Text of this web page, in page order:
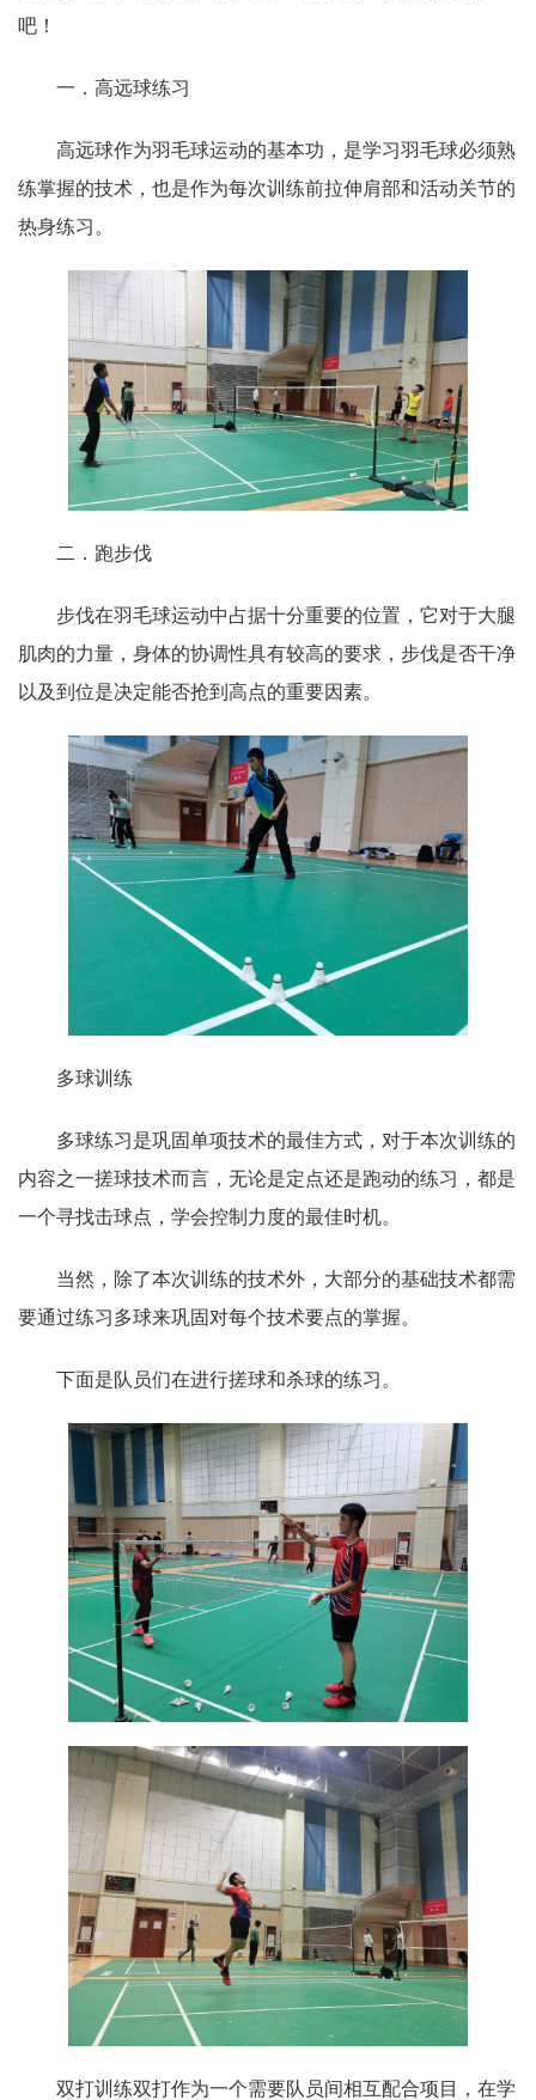
吧！
一．高远球练习
高远球作为羽毛球运动的基本功，是学习羽毛球必须熟
练掌握的技术，也是作为每次训练前拉伸肩部和活动关节的
热身练习。
二．跑步伐
步伐在羽毛球运动中占据十分重要的位置，它对于大腿
肌肉的力量，身体的协调性具有较高的要求，步伐是否干净
以及到位是决定能否抢到高点的重要因素。
多球训练
多球练习是巩固单项技术的最佳方式，对于本次训练的
内容之一搓球技术而言，无论是定点还是跑动的练习，都是
一个寻找击球点，学会控制力度的最佳时机。
当然，除了本次训练的技术外，大部分的基础技术都需
要通过练习多球来巩固对每个技术要点的掌握。
下面是队员们在进行搓球和杀球的练习。
双打训练双打作为一个需要队员间相互配合项目，在学